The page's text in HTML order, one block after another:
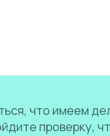
что имеем
проверку,